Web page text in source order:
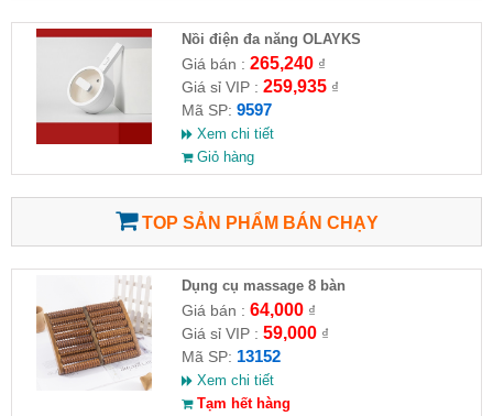
Nồi điện đa năng OLAYKS
Giá bán : 265,240₫
Giá sỉ VIP : 259,935₫
Mã SP: 9597
Xem chi tiết
Giỏ hàng
TOP SẢN PHẨM BÁN CHẠY
Dụng cụ massage 8 bàn
Giá bán : 64,000₫
Giá sỉ VIP : 59,000₫
Mã SP: 13152
Xem chi tiết
Tạm hết hàng